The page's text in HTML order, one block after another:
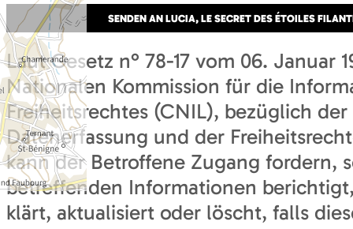
Laut Gesetz n° 78-17 vom 06. Januar
Nationalen Kommission für die
Freiheitsrechtes (CNIL), bezüglich der
Datenerfassung und der
kann der Betroffene Zugang fordern,
betreffenden Informationen
klärt, aktualisiert oder löscht, falls